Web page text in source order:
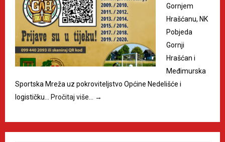
Gornjem
Hrašćanu, NK
Pobjeda
Gornji
Hrašćan i
Međimurska
Sportska Mreža uz pokroviteljstvo Općine Nedelišće i
logističku… Pročitaj više… →